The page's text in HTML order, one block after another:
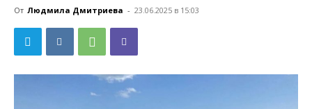
От Людмила Дмитриева - 23.06.2025 в 15:03